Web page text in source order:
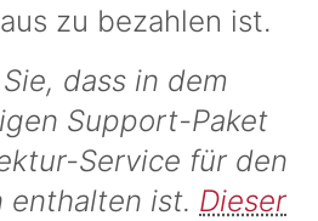
zu bezahlen ist.
dass in dem
Support-Paket
Service für den
enthalten ist. Dieser